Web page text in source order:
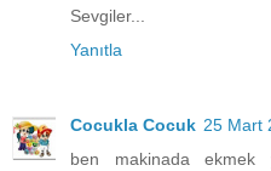
Sevgiler...
Yanıtla
Cocukla Cocuk 25 Mart
ben makinada ekmek